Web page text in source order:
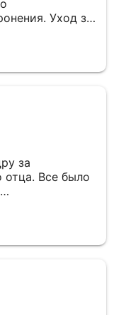
Уход за
на
2026 года
и
моей мамы
Спасибо
только вам.
за
отца. Все было
было не
понятно, что
большое
вовремя!
все было по